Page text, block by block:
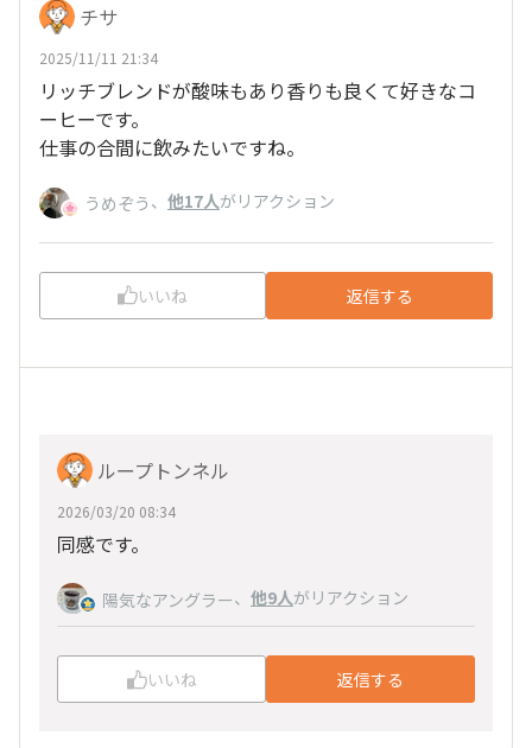
チサ
2025/11/11 21:34
リッチブレンドが酸味もあり香りも良くて好きなコ
ーヒーです。
仕事の合間に飲みたいですね。
うめぞう 、 他17人がリアクション
いいね 返信する
ループトンネル
2026/03/20 08:34
同感です。
陽気なアングラー、 他9人がリアクション
いいね 返信する